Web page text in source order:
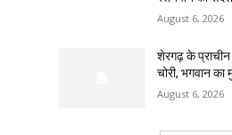
August 6, 2026
शेरगढ़ के प्राचीन
चोरी, भगवान
August 6, 2026